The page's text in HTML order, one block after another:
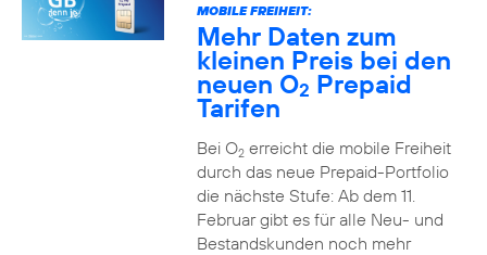
MOBILE FREIHEIT:
Mehr Daten zum
kleinen Preis bei den
neuen O2 Prepaid
Tarifen
Bei O2erreicht die mobile Freiheit
durch das neue Prepaid-Portfolio
die nächste Stufe: Ab dem 11.
Februar gibt es für alle Neu- und
Bestandskunden noch mehr